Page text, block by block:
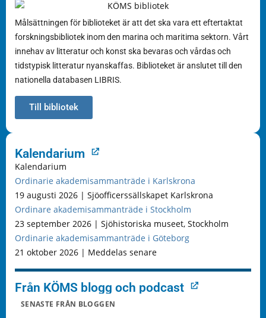
Målsättningen för biblioteket är att det ska vara ett eftertaktat
forskningsbibliotek inom den marina och maritima sektorn. Vårt
innehav av litteratur och konst ska bevaras och vårdas och
tidstypisk litteratur nyanskaffas. Biblioteket är anslutet till den
nationella databasen LIBRIS.
Till bibliotek
Kalendarium
Kalendarium
Ordinarie akademisammanträde i Karlskrona
19 augusti 2026 | Sjöofficerssällskapet Karlskrona
Ordinare akademisammanträde i Stockholm
23 september 2026 | Sjöhistoriska museet, Stockholm
Ordinarie akademisammanträde i Göteborg
21 oktober 2026 | Meddelas senare
Från KÖMS blogg och podcast
SENASTE FRÅN BLOGGEN